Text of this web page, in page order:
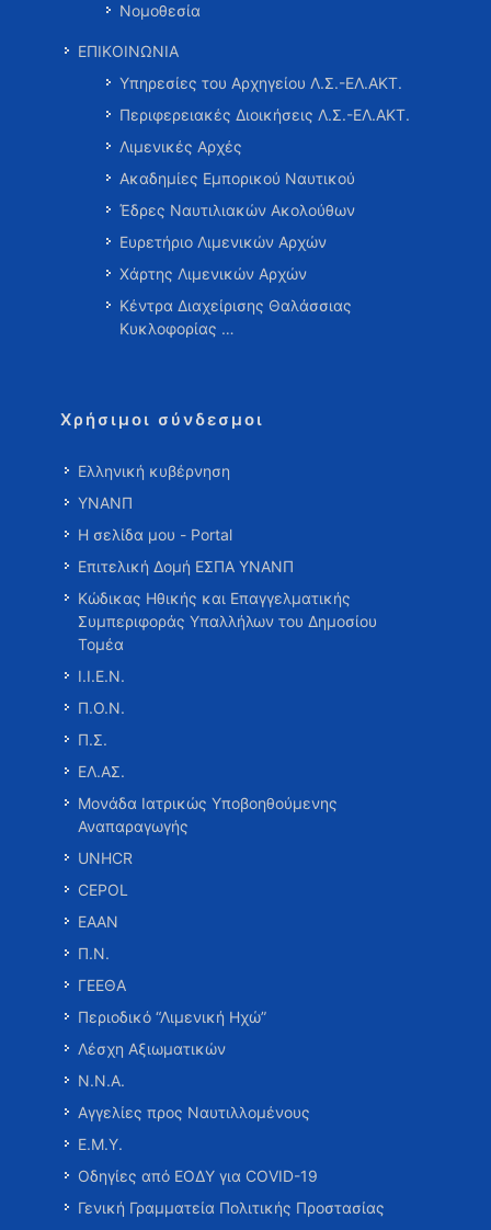
Νομοθεσία
ΕΠΙΚΟΙΝΩΝΙΑ
Υπηρεσίες του Αρχηγείου Λ.Σ.-ΕΛ.ΑΚΤ.
Περιφερειακές Διοικήσεις Λ.Σ.-ΕΛ.ΑΚΤ.
Λιμενικές Αρχές
Ακαδημίες Εμπορικού Ναυτικού
Έδρες Ναυτιλιακών Ακολούθων
Ευρετήριο Λιμενικών Αρχών
Χάρτης Λιμενικών Αρχών
Κέντρα Διαχείρισης Θαλάσσιας
Κυκλοφορίας …
Χρήσιμοι σύνδεσμοι
Ελληνική κυβέρνηση
ΥΝΑΝΠ
Η σελίδα μου - Portal
Επιτελική Δομή ΕΣΠΑ ΥΝΑΝΠ
Κώδικας Ηθικής και Επαγγελματικής
Συμπεριφοράς Υπαλλήλων του Δημοσίου
Τομέα
Ι.Ι.Ε.Ν.
Π.Ο.Ν.
Π.Σ.
ΕΛ.ΑΣ.
Μονάδα Ιατρικώς Υποβοηθούμενης
Αναπαραγωγής
UNHCR
CEPOL
ΕΑΑΝ
Π.Ν.
ΓΕΕΘΑ
Περιοδικό “Λιμενική Ηχώ”
Λέσχη Αξιωματικών
Ν.Ν.Α.
Αγγελίες προς Ναυτιλλομένους
Ε.Μ.Υ.
Οδηγίες από ΕΟΔΥ για COVID-19
Γενική Γραμματεία Πολιτικής Προστασίας